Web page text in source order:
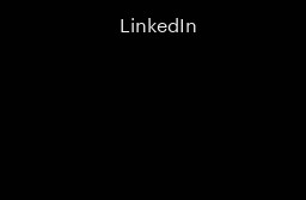
LinkedIn